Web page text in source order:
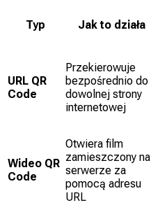
Typ Jak to działa
URL QR
Code
Przekierowuje
bezpośrednio do
dowolnej strony
internetowej
Wideo QR
Code
Otwiera film
zamieszczony na
serwerze za
pomocą adresu
URL